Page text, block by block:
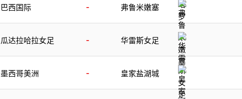
巴西国际 - 弗鲁米嫩塞
瓜达拉哈拉女足 - 华雷斯女足
墨西哥美洲 - 皇家盐湖城